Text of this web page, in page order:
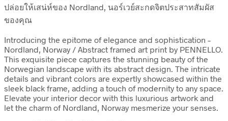
ปล่อยให้เสน่ห์ของ Nordland, นอร์เวย์สะกดจิตประสาทสัมผัส
ของคุณ
Introducing the epitome of elegance and sophistication –
Nordland, Norway / Abstract framed art print by PENNELLO.
This exquisite piece captures the stunning beauty of the
Norwegian landscape with its abstract design. The intricate
details and vibrant colors are expertly showcased within the
sleek black frame, adding a touch of modernity to any space.
Elevate your interior decor with this luxurious artwork and
let the charm of Nordland, Norway mesmerize your senses.